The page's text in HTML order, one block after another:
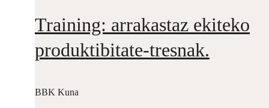
Training: arrakastaz ekiteko
produktibitate-tresnak.
BBK Kuna